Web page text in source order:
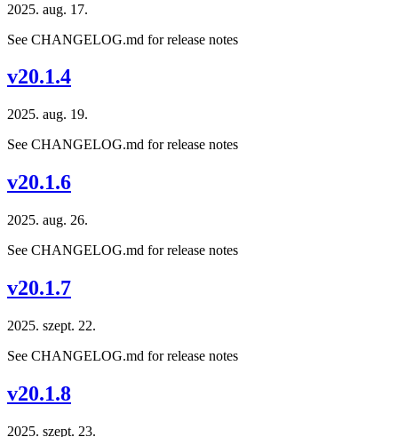
2025. aug. 17.
See CHANGELOG.md for release notes
v20.1.4
2025. aug. 19.
See CHANGELOG.md for release notes
v20.1.6
2025. aug. 26.
See CHANGELOG.md for release notes
v20.1.7
2025. szept. 22.
See CHANGELOG.md for release notes
v20.1.8
2025. szept. 23.